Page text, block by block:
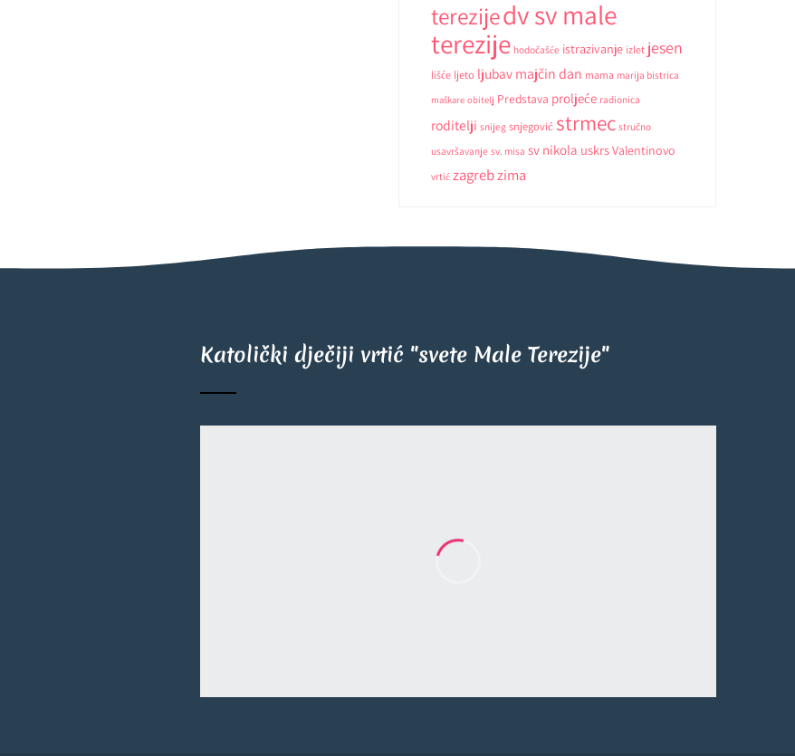
terezijedv sv male
terezije hodočašće istrazivanje izlet jesen
lišće ljeto ljubav majčin dan mama marija bistrica
maškare obitelj Predstava proljeće radionica
roditelji snijeg snjegović strmec stručno
usavršavanje sv. misa sv nikola uskrsValentinovo
vrtić zagrebzima
Katolički dječiji vrtić "svete Male Terezije"